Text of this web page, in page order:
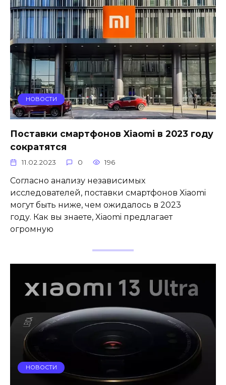
НОВОСТИ
Поставки смартфонов Xiaomi в 2023 году
сократятся
11.02.2023 0 196
Согласно анализу независимых
исследователей, поставки смартфонов Xiaomi
могут быть ниже, чем ожидалось в 2023
году. Как вы знаете, Xiaomi предлагает
огромную
НОВОСТИ